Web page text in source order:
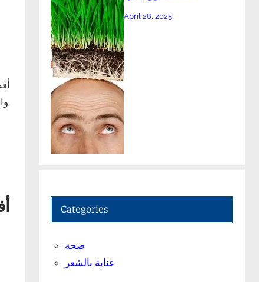
والفواكه والأعشاب التي تعمل على تقليل الشهية وزيادة معدل الأيض للمساعدة في فقدان الوزن بشكل آمن وفعال.
April 28, 2025
Categories
صحة
عناية بالشعر